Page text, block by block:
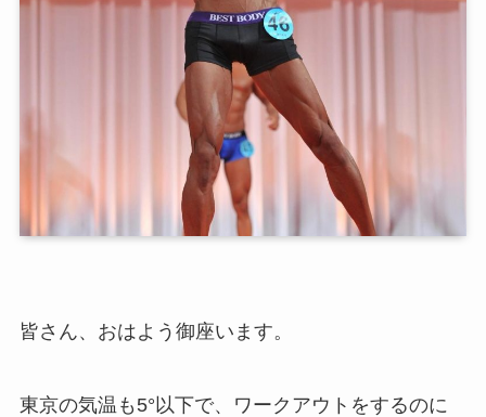
皆さん、おはよう御座います。
東京の気温も5°以下で、ワークアウトをするのに